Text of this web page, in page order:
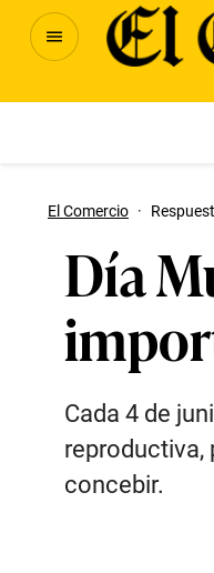
El Comercio ·
Día
Cada 4 de
reproductiva,
concebir.